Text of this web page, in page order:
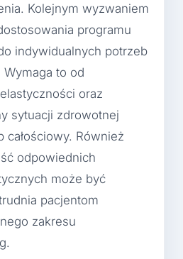
Kolejnym wyzwaniem
programu
indywidualnych potrzeb
to od
oraz
sytuacji zdrowotnej
całościowy. Również
odpowiednich
może być
pacjentom
zakresu